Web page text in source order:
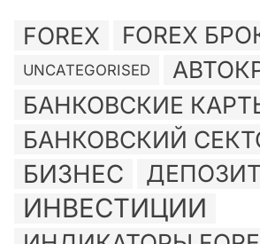
FOREX FOREX
UNCATEGORISED
БАНКОВСКИЕ
БАНКОВСКИЙ
БИЗНЕС
ИНВЕСТИЦИИ